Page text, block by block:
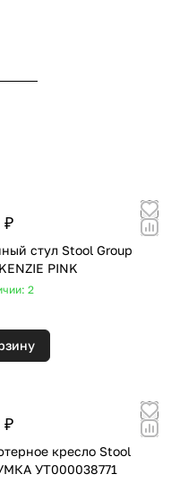
₽
стул Stool Group
PINK
2
₽
кресло Stool
УТ000038771